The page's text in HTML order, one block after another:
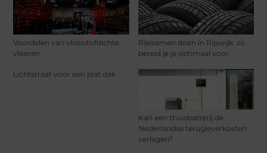
Voordelen van vloeistofdichte
vloeren
Rijexamen doen in Rijswijk: zo
bereid je je optimaal voor
Lichtstraat voor een plat dak
Kan een thuisbatterij de
Nederlandse terugleverkosten
verlagen?